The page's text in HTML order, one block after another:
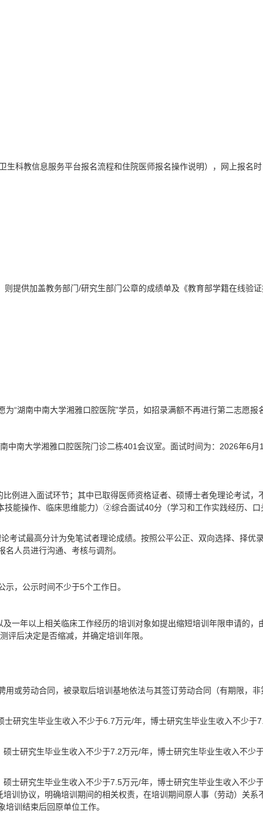
科教信息服务平台报名流程和住院医师报名操作说明），网上报名时
提供加盖教务部门/研究生部门公章的成绩单及《教育部学籍在线验
“湖南中南大学湘雅口腔医院”学员，如招录满额不再进行第二志愿报
中南大学湘雅口腔医院门诊二栋401会议室。面试时间为：2026年6月
例进入面试环节；其中已取得医师资格证者、硕博士者免理论考试，
能操作、临床思维能力）②综合面试40分（学习和工作实践经历、口
考试最高分计为免笔试者理论成绩。按照公平公正、双向选择、择优
人员进行沟通、考核与调剂。
，公示时间不少于5个工作日。
一年以上相关临床工作经历的培训对象如提出缩短培训年限申请的，
评后决定是否缩减，并确定培训年限。
或劳动合同，被录取后培训基地依法与其签订劳动合同（有期限，非
研究生毕业生收入不少于6.7万元/年，博士研究生毕业生收入不少于
士研究生毕业生收入不少于7.2万元/年，博士研究生毕业生收入不少
士研究生毕业生收入不少于7.5万元/年，博士研究生毕业生收入不少
训协议，明确培训期间的相关权责，在培训期间原人事（劳动）关系
训结束后回原单位工作。